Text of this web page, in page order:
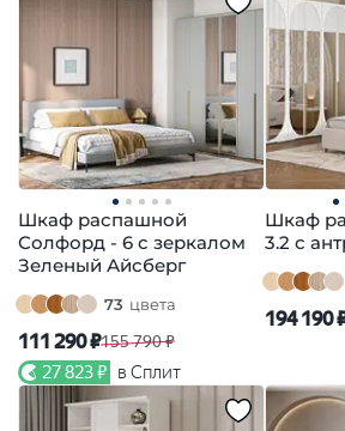
Шкаф распашной
Солфорд - 6 с зеркалом
Зеленый Айсберг
73 цвета
111 290 ₽155 790 ₽
27 823 ₽ в Сплит
Шкаф
3.2 с
194 190